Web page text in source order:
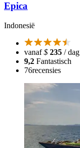
Epica
Indonesië
vanaf$ 235 / dag
9,2 Fantastisch
76recensies